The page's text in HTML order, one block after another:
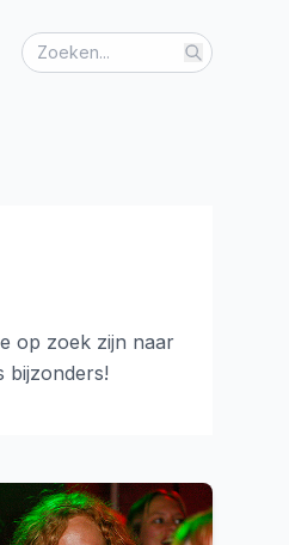
op zoek zijn naar
bijzonders!